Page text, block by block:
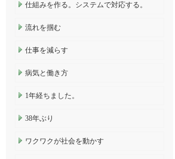
仕組みを作る。システムで対応する。
流れを掴む
仕事を減らす
病気と働き方
1年経ちました。
38年ぶり
ワクワクが社会を動かす